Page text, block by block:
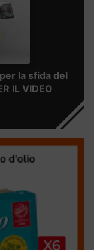
la sfida del
IL VIDEO